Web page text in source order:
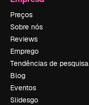
Preços
Sobre nós
Reviews
Emprego
Tendências de pesquisa
Blog
Eventos
Slidesgo